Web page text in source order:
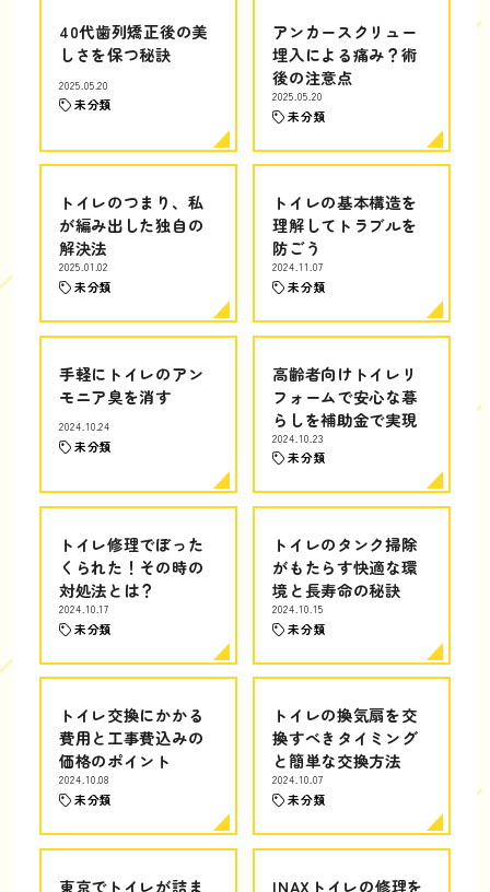
40代歯列矯正後の美
しさを保つ秘訣
2025.05.20
未分類
アンカースクリュー
埋入による痛み？術
後の注意点
2025.05.20
未分類
トイレのつまり、私
が編み出した独自の
解決法
2025.01.02
未分類
トイレの基本構造を
理解してトラブルを
防ごう
2024.11.07
未分類
手軽にトイレのアン
モニア臭を消す
2024.10.24
未分類
高齢者向けトイレリ
フォームで安心な暮
らしを補助金で実現
2024.10.23
未分類
トイレ修理でぼった
くられた！その時の
対処法とは？
2024.10.17
未分類
トイレのタンク掃除
がもたらす快適な環
境と長寿命の秘訣
2024.10.15
未分類
トイレ交換にかかる
費用と工事費込みの
価格のポイント
2024.10.08
未分類
トイレの換気扇を交
換すべきタイミング
と簡単な交換方法
2024.10.07
未分類
東京でトイレが詰ま INAXトイレの修理を